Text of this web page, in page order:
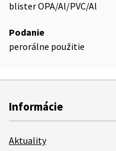
blister OPA/Al/PVC/Al
Podanie
perorálne použitie
Informácie
Aktuality